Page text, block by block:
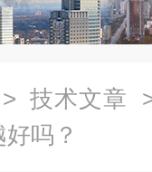
> 技术文章
吗？